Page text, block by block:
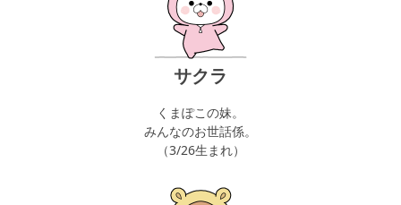
サクラ
くまぽこの妹。
みんなのお世話係。
（3/26生まれ）